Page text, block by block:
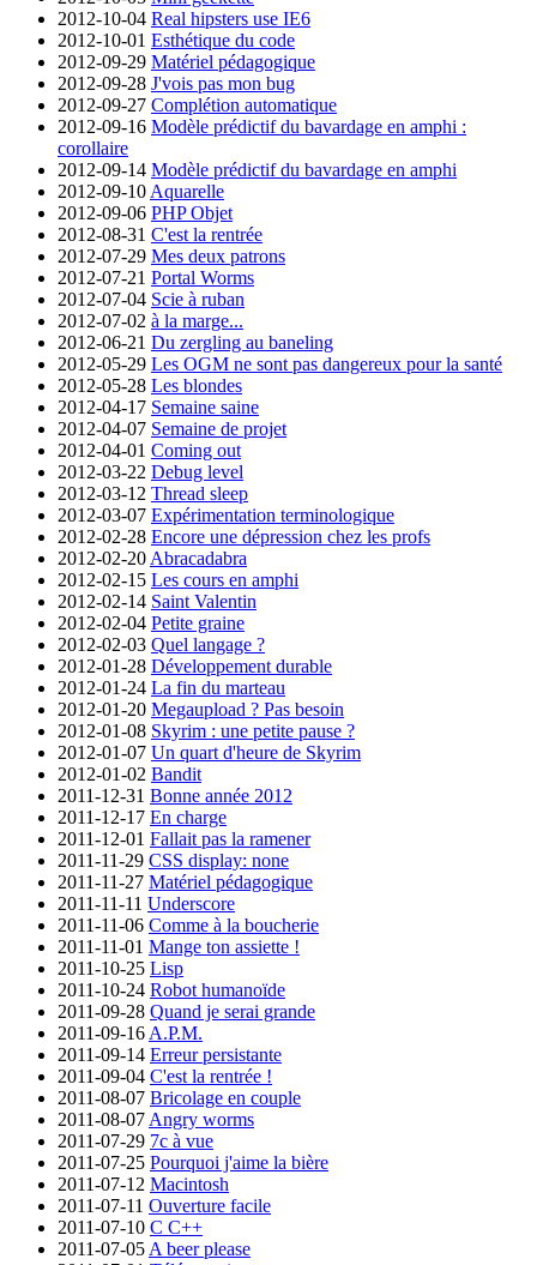
2012-10-04 Real hipsters use IE6
2012-10-01 Esthétique du code
2012-09-29 Matériel pédagogique
2012-09-28 J'vois pas mon bug
2012-09-27 Complétion automatique
2012-09-16 Modèle prédictif du bavardage en amphi :
corollaire
2012-09-14 Modèle prédictif du bavardage en amphi
2012-09-10 Aquarelle
2012-09-06 PHP Objet
2012-08-31 C'est la rentrée
2012-07-29 Mes deux patrons
2012-07-21 Portal Worms
2012-07-04 Scie à ruban
2012-07-02 à la marge...
2012-06-21 Du zergling au baneling
2012-05-29 Les OGM ne sont pas dangereux pour la santé
2012-05-28 Les blondes
2012-04-17 Semaine saine
2012-04-07 Semaine de projet
2012-04-01 Coming out
2012-03-22 Debug level
2012-03-12 Thread sleep
2012-03-07 Expérimentation terminologique
2012-02-28 Encore une dépression chez les profs
2012-02-20 Abracadabra
2012-02-15 Les cours en amphi
2012-02-14 Saint Valentin
2012-02-04 Petite graine
2012-02-03 Quel langage ?
2012-01-28 Développement durable
2012-01-24 La fin du marteau
2012-01-20 Megaupload ? Pas besoin
2012-01-08 Skyrim : une petite pause ?
2012-01-07 Un quart d'heure de Skyrim
2012-01-02 Bandit
2011-12-31 Bonne année 2012
2011-12-17 En charge
2011-12-01 Fallait pas la ramener
2011-11-29 CSS display: none
2011-11-27 Matériel pédagogique
2011-11-11 Underscore
2011-11-06 Comme à la boucherie
2011-11-01 Mange ton assiette !
2011-10-25 Lisp
2011-10-24 Robot humanoïde
2011-09-28 Quand je serai grande
2011-09-16 A.P.M.
2011-09-14 Erreur persistante
2011-09-04 C'est la rentrée !
2011-08-07 Bricolage en couple
2011-08-07 Angry worms
2011-07-29 7c à vue
2011-07-25 Pourquoi j'aime la bière
2011-07-12 Macintosh
2011-07-11 Ouverture facile
2011-07-10 C C++
2011-07-05 A beer please